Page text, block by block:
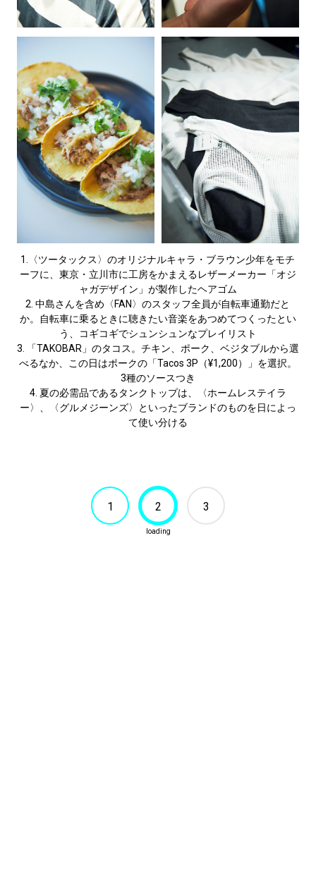
1.〈ツータックス〉のオリジナルキャラ・ブラウン少年をモチ
ーフに、東京・立川市に工房をかまえるレザーメーカー「オジ
ャガデザイン」が製作したヘアゴム
2. 中島さんを含め〈FAN〉のスタッフ全員が自転車通勤だと
か。自転車に乗るときに聴きたい音楽をあつめてつくったとい
う、コギコギでシュンシュンなプレイリスト
3. 「TAKOBAR」のタコス。チキン、ポーク、ベジタブルから選
べるなか、この日はポークの「Tacos 3P（¥1,200）」を選択。
3種のソースつき
4. 夏の必需品であるタンクトップは、〈ホームレステイラ
ー〉、〈グルメジーンズ〉といったブランドのものを日によっ
て使い分ける
1 2 3